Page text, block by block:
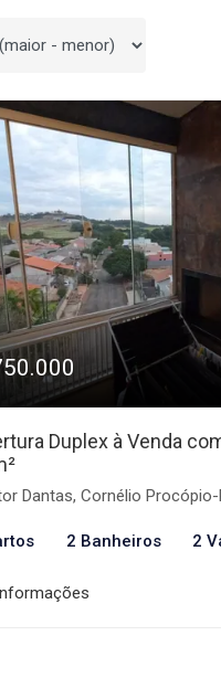
por
Duplex à Venda
Dantas, Cornélio Procópio-
2 Banheiros 2